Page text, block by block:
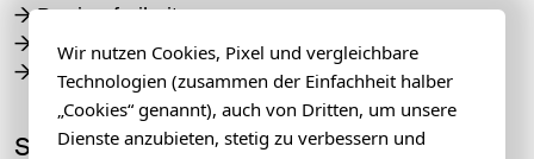
Wir nutzen Cookies, Pixel und vergleichbare
Technologien (zusammen der Einfachheit halber
„Cookies“ genannt), auch von Dritten, um unsere
Dienste anzubieten, stetig zu verbessern und
→Barrierefreiheit
→ Veranstaltungsorte
→ Awareness
Sommerblut